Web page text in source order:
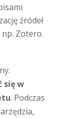
źródeł
Zotero.
się w
. Podczas